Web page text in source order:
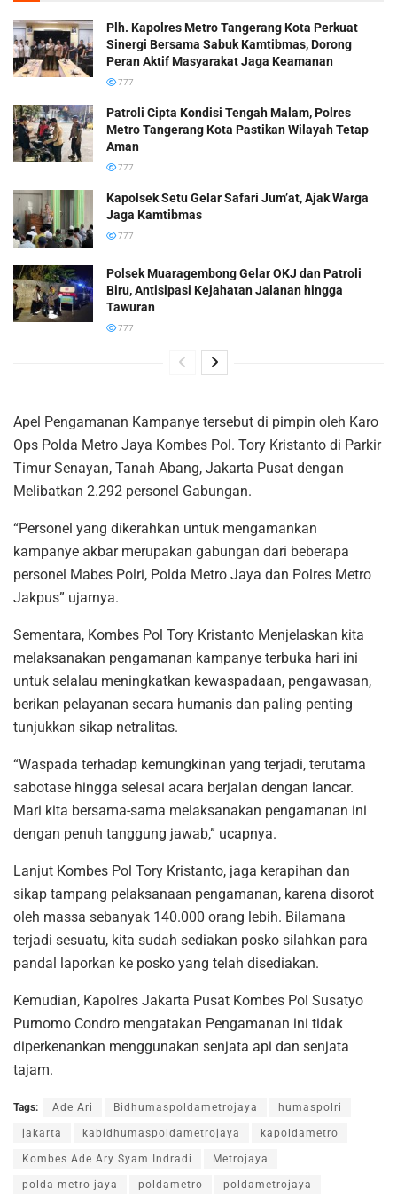
Plh. Kapolres Metro Tangerang Kota Perkuat
Sinergi Bersama Sabuk Kamtibmas, Dorong
Peran Aktif Masyarakat Jaga Keamanan
777
Patroli Cipta Kondisi Tengah Malam, Polres
Metro Tangerang Kota Pastikan Wilayah Tetap
Aman
777
Kapolsek Setu Gelar Safari Jum’at, Ajak Warga
Jaga Kamtibmas
777
Polsek Muaragembong Gelar OKJ dan Patroli
Biru, Antisipasi Kejahatan Jalanan hingga
Tawuran
777
Apel Pengamanan Kampanye tersebut di pimpin oleh Karo
Ops Polda Metro Jaya Kombes Pol. Tory Kristanto di Parkir
Timur Senayan, Tanah Abang, Jakarta Pusat dengan
Melibatkan 2.292 personel Gabungan.
“Personel yang dikerahkan untuk mengamankan
kampanye akbar merupakan gabungan dari beberapa
personel Mabes Polri, Polda Metro Jaya dan Polres Metro
Jakpus” ujarnya.
Sementara, Kombes Pol Tory Kristanto Menjelaskan kita
melaksanakan pengamanan kampanye terbuka hari ini
untuk selalau meningkatkan kewaspadaan, pengawasan,
berikan pelayanan secara humanis dan paling penting
tunjukkan sikap netralitas.
“Waspada terhadap kemungkinan yang terjadi, terutama
sabotase hingga selesai acara berjalan dengan lancar.
Mari kita bersama-sama melaksanakan pengamanan ini
dengan penuh tanggung jawab,” ucapnya.
Lanjut Kombes Pol Tory Kristanto, jaga kerapihan dan
sikap tampang pelaksanaan pengamanan, karena disorot
oleh massa sebanyak 140.000 orang lebih. Bilamana
terjadi sesuatu, kita sudah sediakan posko silahkan para
pandal laporkan ke posko yang telah disediakan.
Kemudian, Kapolres Jakarta Pusat Kombes Pol Susatyo
Purnomo Condro mengatakan Pengamanan ini tidak
diperkenankan menggunakan senjata api dan senjata
tajam.
Tags: Ade Ari Bidhumaspoldametrojaya humaspolri
jakarta kabidhumaspoldametrojaya kapoldametro
Kombes Ade Ary Syam Indradi Metrojaya
polda metro jaya poldametro poldametrojaya